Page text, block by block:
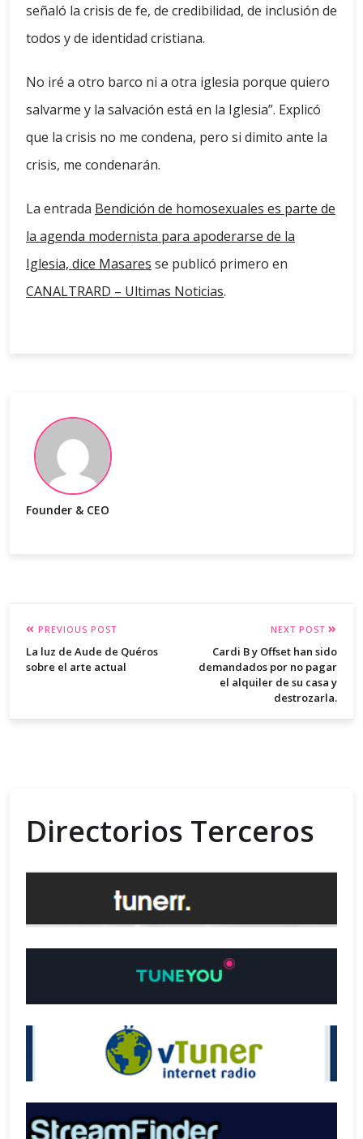
señaló la crisis de fe, de credibilidad, de inclusión de
todos y de identidad cristiana.
No iré a otro barco ni a otra iglesia porque quiero
salvarme y la salvación está en la Iglesia”. Explicó
que la crisis no me condena, pero si dimito ante la
crisis, me condenarán.
La entrada Bendición de homosexuales es parte de
la agenda modernista para apoderarse de la
Iglesia, dice Masares se publicó primero en
CANALTRARD – Ultimas Noticias.
Founder & CEO
PREVIOUS POST
La luz de Aude de Quéros
sobre el arte actual
NEXT POST
Cardi B y Offset han sido
demandados por no pagar
el alquiler de su casa y
destrozarla.
Directorios Terceros